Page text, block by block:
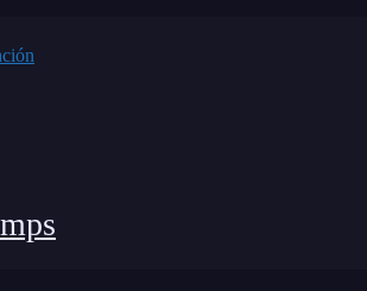
offline y sincronización en
usarán: